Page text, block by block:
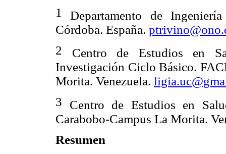
1
Departamento de
Córdoba. España.
2 Centro de Estudios en
Investigación Ciclo Básico.
Morita. Venezuela.
3 Centro de Estudios en
Carabobo-Campus La Morita.
Resumen